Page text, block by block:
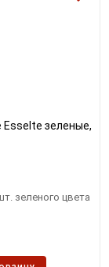
Esselte зеленые,
зеленого цвета